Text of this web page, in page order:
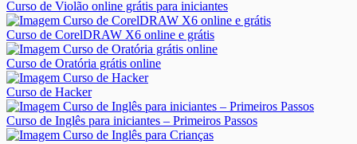
Curso de Violão online grátis para iniciantes
Curso de CorelDRAW X6 online e grátis
Curso de Oratória grátis online
Curso de Hacker
Curso de Inglês para iniciantes – Primeiros Passos